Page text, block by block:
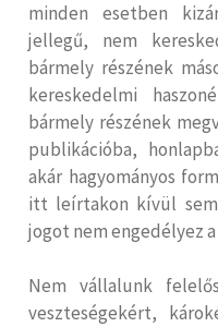
minden esetben
jellegű, nem
bármely részének
kereskedelmi
bármely részének
publikációba,
akár hagyományos
itt leírtakon kívül
jogot nem engedélyez
Nem vállalunk
veszteségekért,